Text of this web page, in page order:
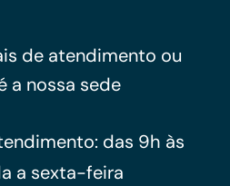
de atendimento ou
a nossa sede
das 9h às
a sexta-feira